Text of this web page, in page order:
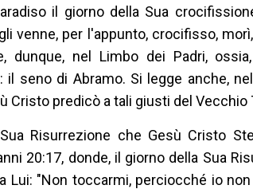
il giorno della Sua
venne, per l'appunto, crocifisso,
dunque, nel Limbo dei Padri,
il seno di Abramo. Si legge anche,
Cristo predicò a tali giusti del
Risurrezione che Gesù Cristo
20:17, donde, il giorno della Sua
Lui: "Non toccarmi, perciocché io